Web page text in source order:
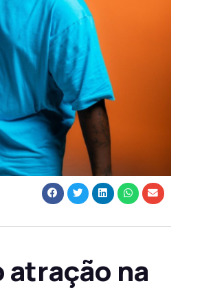
atração na